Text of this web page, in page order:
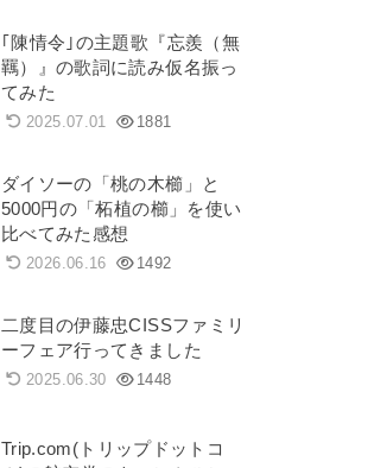
｢陳情令｣の主題歌『忘羨（無
羈）』の歌詞に読み仮名振っ
てみた
2025.07.01 1881
ダイソーの「桃の木櫛」と
5000円の「柘植の櫛」を使い
比べてみた感想
2026.06.16 1492
二度目の伊藤忠CISSファミリ
ーフェア行ってきました
2025.06.30 1448
Trip.com(トリップドットコ